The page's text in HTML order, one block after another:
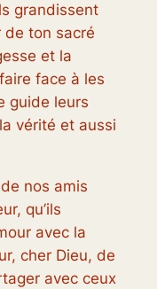
grandissent
de ton sacré
et la
face à les
guide leurs
vérité et aussi
nos amis
qu’ils
avec la
cher Dieu, de
avec ceux